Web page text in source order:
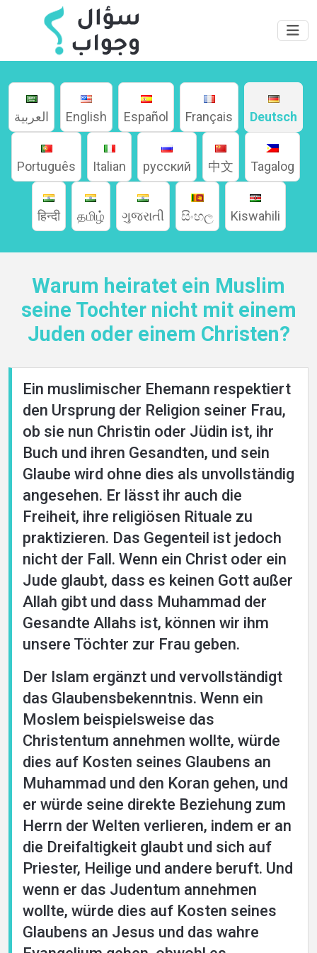
Home
About
Languages
العربية English Español Français Deutsch
Português Italian русский 中文 Tagalog
हिन्दी தமிழ் ગુજરાતી සිංහල Kiswahili
Warum heiratet ein Muslim
seine Tochter nicht mit einem
Juden oder einem Christen?
Ein muslimischer Ehemann respektiert
den Ursprung der Religion seiner Frau,
ob sie nun Christin oder Jüdin ist, ihr
Buch und ihren Gesandten, und sein
Glaube wird ohne dies als unvollständig
angesehen. Er lässt ihr auch die
Freiheit, ihre religiösen Rituale zu
praktizieren. Das Gegenteil ist jedoch
nicht der Fall. Wenn ein Christ oder ein
Jude glaubt, dass es keinen Gott außer
Allah gibt und dass Muhammad der
Gesandte Allahs ist, können wir ihm
unsere Töchter zur Frau geben.
Der Islam ergänzt und vervollständigt
das Glaubensbekenntnis. Wenn ein
Moslem beispielsweise das
Christentum annehmen wollte, würde
dies auf Kosten seines Glaubens an
Muhammad und den Koran gehen, und
er würde seine direkte Beziehung zum
Herrn der Welten verlieren, indem er an
die Dreifaltigkeit glaubt und sich auf
Priester, Heilige und andere beruft. Und
wenn er das Judentum annehmen
wollte, würde dies auf Kosten seines
Glaubens an Jesus und das wahre